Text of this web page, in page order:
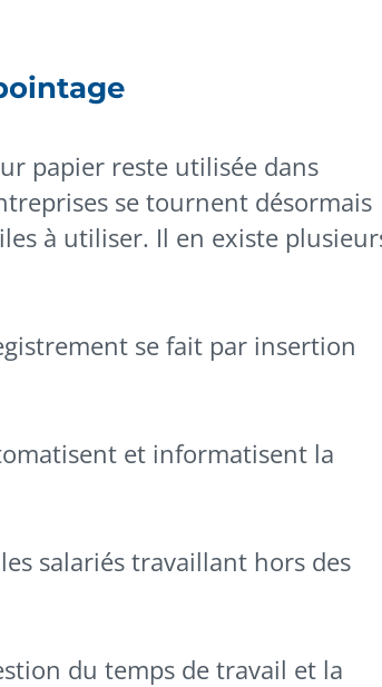
papier reste utilisée dans
se tournent désormais
à utiliser. Il en existe
se fait par insertion
et informatisent la
salariés travaillant hors des
du temps de travail et la